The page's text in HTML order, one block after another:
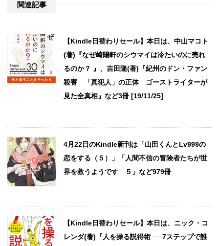
関連記事
【Kindle日替わりセール】本日は、中山マコト
(著)『なぜ崎陽軒のシウマイは冷たいのに売れ
るのか？ 』、吉田隆(著)『紀州のドン・ファン
殺害 「真犯人」の正体 ゴーストライターが
見た全真相』など3冊 [19/11/25]
4月22日のKindle新刊は「山田くんとLv999の
恋をする（５）」「人間不信の冒険者たちが世
界を救うようです ５」など979冊
【Kindle日替わりセール】本日は、ニック・コ
レンダ(著)『人を操る説得術 ──7ステップで誰